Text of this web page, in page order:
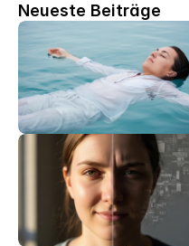
Neueste Beiträge